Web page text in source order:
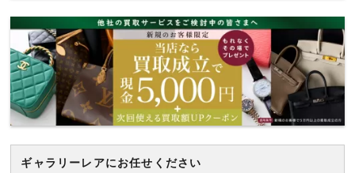
ギャラリーレアにお任せください